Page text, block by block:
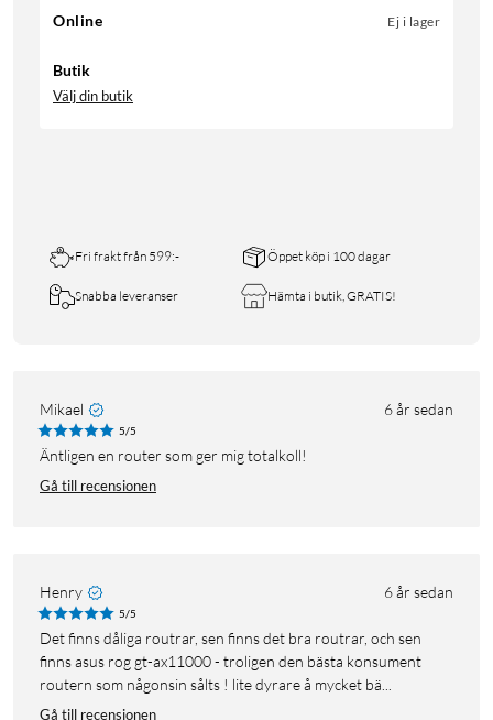
Online Ej i lager
Butik
Välj din butik
Fri frakt från 599:- Öppet köp i 100 dagar
Snabba leveranser Hämta i butik, GRATIS!
Mikael 6 år sedan
5/5
Äntligen en router som ger mig totalkoll!
Gå till recensionen
Henry 6 år sedan
5/5
det finns dåliga routrar, sen finns det bra routrar, och sen
finns asus rog gt-ax11000 - troligen den bästa konsument
routern som någonsin sålts ! lite dyrare å mycket bä...
Gå till recensionen